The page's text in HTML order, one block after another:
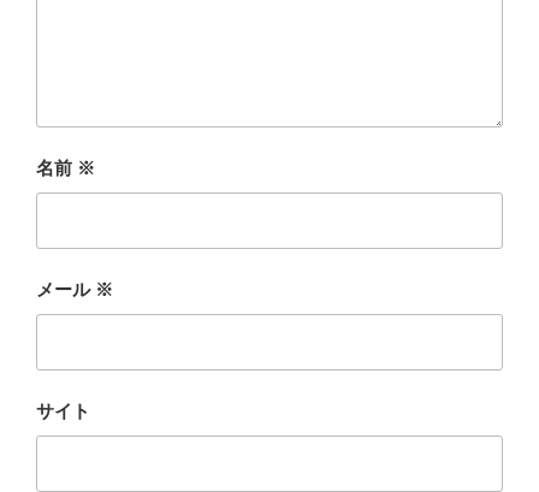
名前 ※
メール ※
サイト